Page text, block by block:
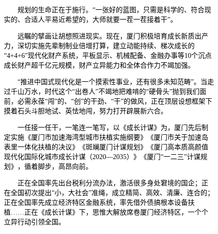
规划的生命正在于施行。“一张好的蓝图，只需是科学的、符合现
实的、合适人平易近希望的，大师就要一茬一茬接着干”。
远瞩的擘画让胡想照进现实。现在，厦门积极培育成长新质出产
力，深切实施先辈制制业倍增打算，建立动能持续、梯次成长的
“4+4+6”现代化财产系统，平板显示、机械配备、金融办事等10个沉点
成长财产超千亿元规模，财产立异能力和全体合作力不竭加强。
“推进中国式现代化是一个摸索性事业，还有很多未知范畴”。当走
过千山万水，时代这个“出卷人”不竭地把难啃的“硬骨头”抛到我们面
前，必需永葆“闯”的、“创”的干劲、“干”的做风，正在顶层设想框架下
摸着石头斗胆地试、英怯地闯，努力打开辟展新六合。
一任接一任干，一笔连一笔写，以《成长计谋》为，厦门先后制
定实施《厦门市加速海湾型城市扶植实施纲要》《厦门市关于加速岛
表里一体化扶植的决议》《斑斓厦门计谋规划》《厦门高本质高颜值
现代化国际化城市成长计谋（2020—2035）》《厦门“一二三”计谋规
划》，循着脚步，高昂向前。
正在全国率先出台税利分流办法，激活很多身处窘境的国企；正
在全国初次提出“小，大社会”准绳，成立精简、高效、清廉、连合的；
正在全国率先成立经济特区金融系统，率先借外债搞根本设备扶
植……正在《成长计谋》下，思惟大解放席卷厦门经济特区，一个个
立异行动引领全国。